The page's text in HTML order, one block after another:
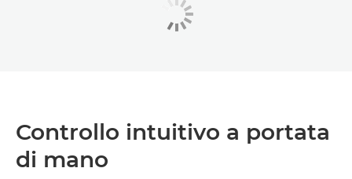
Controllo intuitivo a portata
di mano